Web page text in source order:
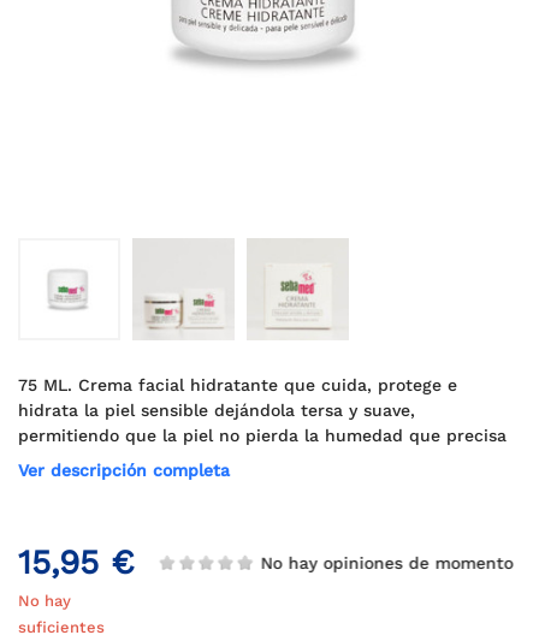
75 ML. Crema facial hidratante que cuida, protege e
hidrata la piel sensible dejándola tersa y suave,
permitiendo que la piel no pierda la humedad que precisa
Ver descripción completa
15,95 € No hay opiniones de momento
No hay
suficientes